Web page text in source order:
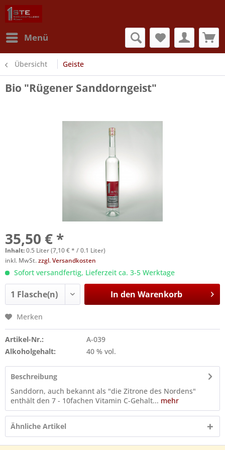
Menü
Übersicht Geiste
Bio "Rügener Sanddorngeist"
35,50 € *
Inhalt:0.5 Liter (7,10 € * / 0.1 Liter)
inkl. MwSt.zzgl. Versandkosten
Sofort versandfertig, Lieferzeit ca. 3-5 Werktage
In den Warenkorb
Merken
Artikel-Nr.:
A-039
Alkoholgehalt:
40 % vol.
Beschreibung
Sanddorn, auch bekannt als "die Zitrone des Nordens"
enthält den 7 - 10fachen Vitamin C-Gehalt... mehr
Ähnliche Artikel